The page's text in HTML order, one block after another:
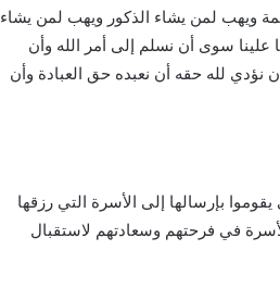
ويهب لمن يشاء الذكور ويهب لمن يشاء
سوى أن نسلم إلى أمر الله وأن
لله حقه أن نعبده حق العبادة وأن
بإرسالها إلى الأسرة التي رزقها
في فرحتهم وسعادتهم لاستقبال